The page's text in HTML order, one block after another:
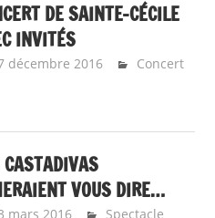
DE SAINTE-CÉCILE
INVITÉS
décembre 2016
Emeline
Concert
CASTADIVAS
VOUS DIRE…
mars 2016 Emeline Design
Spectacle